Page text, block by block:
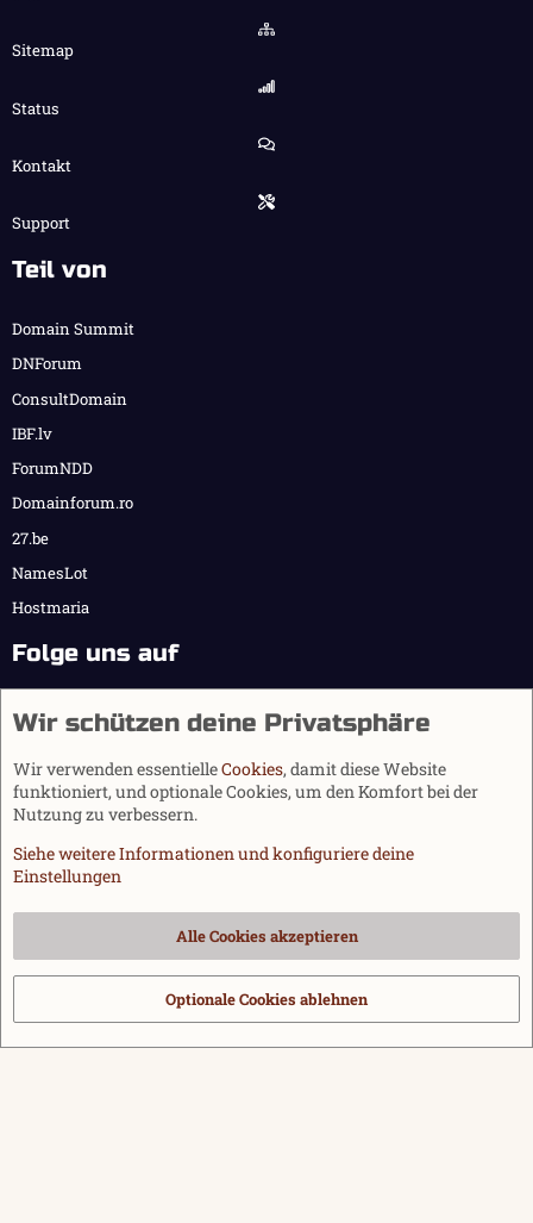
Sitemap
Status
Kontakt
Support
Teil von
Domain Summit
DNForum
ConsultDomain
IBF.lv
ForumNDD
Domainforum.ro
27.be
NamesLot
Hostmaria
Folge uns auf
Cookies
Datenschutz
Hilfe und Impressum
Start
S
Community platform by XenForo® © 2010-2026 XenForo Ltd.
via s9e/MediaSites
Wir schützen deine Privatsphäre
Wir verwenden essentielleCookies, damit diese Website
funktioniert, und optionale Cookies, um den Komfort bei der
Nutzung zu verbessern.
Siehe weitere Informationen und konfiguriere deine
Einstellungen
Alle Cookies akzeptieren
Optionale Cookies ablehnen